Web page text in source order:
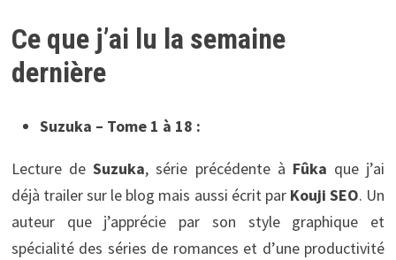
Ce que j’ai lu la semaine
dernière
Suzuka – Tome 1 à 18 :
Lecture deSuzuka, série précédente à Fûka que j’ai
déjà trailer sur le blog mais aussi écrit par Kouji SEO. Un
auteur que j’apprécie par son style graphique et
spécialité des séries de romances et d’une productivité